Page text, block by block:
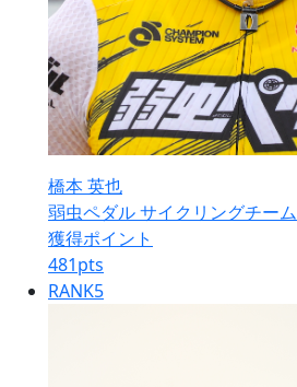
橋本 英也
弱虫ペダル サイクリングチーム
獲得ポイント
481pts
RANK5